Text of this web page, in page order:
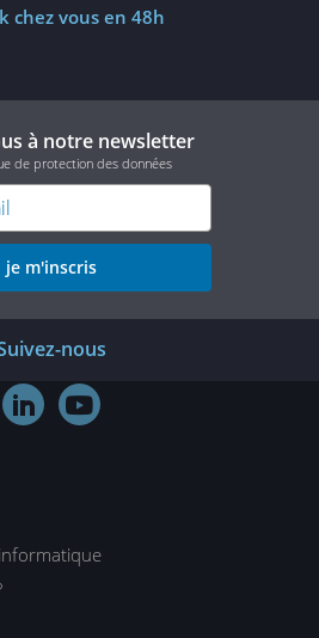
chez vous en 48h
à notre newsletter
de protection des données
je m'inscris
nous
 